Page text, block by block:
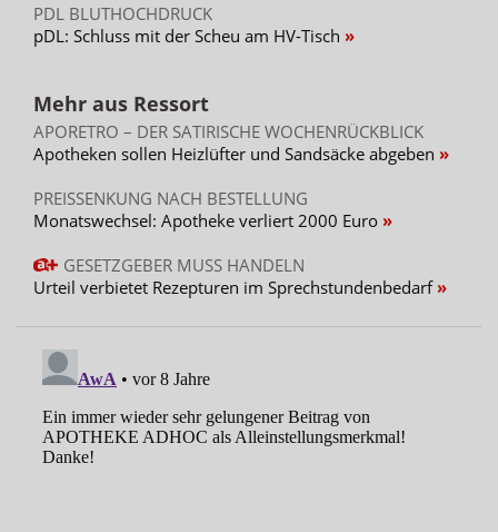
PDL BLUTHOCHDRUCK
pDL: Schluss mit der Scheu am HV-Tisch
Mehr aus Ressort
APORETRO – DER SATIRISCHE WOCHENRÜCKBLICK
Apotheken sollen Heizlüfter und Sandsäcke abgeben
PREISSENKUNG NACH BESTELLUNG
Monatswechsel: Apotheke verliert 2000 Euro
GESETZGEBER MUSS HANDELN
Urteil verbietet Rezepturen im Sprechstundenbedarf